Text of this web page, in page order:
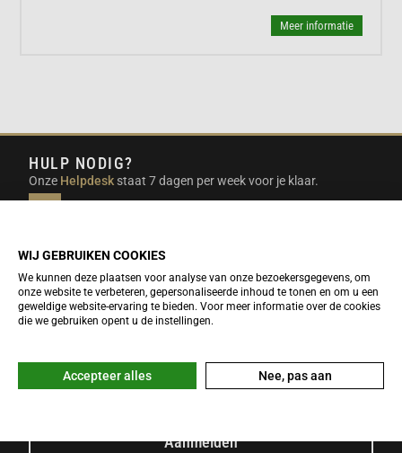
Meer informatie
HULP NODIG?
Onze Helpdesk staat 7 dagen per week voor je klaar.
beantwoorden.
NIEUWSBRIEF
Meld je nu gratis aan voor de DTS-Nieuwsbrief en ontvang het
E-mailadres
Aanmelden
WIJ GEBRUIKEN COOKIES
We kunnen deze plaatsen voor analyse van onze bezoekersgegevens, om
onze website te verbeteren, gepersonaliseerde inhoud te tonen en om u een
geweldige website-ervaring te bieden. Voor meer informatie over de cookies
die we gebruiken opent u de instellingen.
Accepteer alles Nee, pas aan